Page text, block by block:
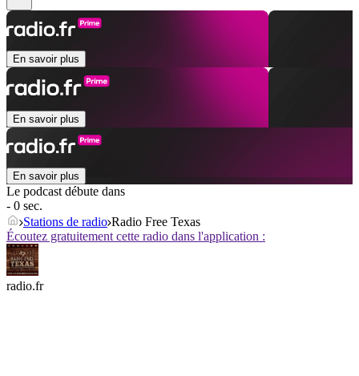
En savoir plus
En savoir plus
En savoir plus
Le podcast débute dans
- 0 sec.
Stations de radio Radio Free Texas
Écoutez gratuitement cette radio dans l'application :
radio.fr